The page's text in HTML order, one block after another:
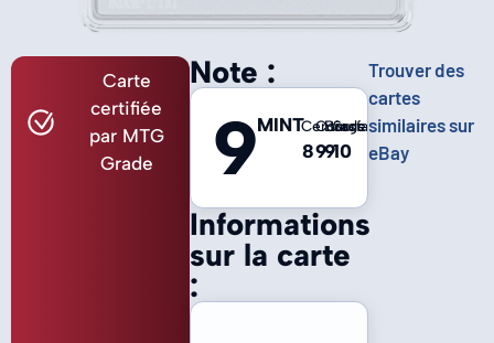
Carte
certifiée
par MTG
Grade
Informations
sur la carte
:
Note :
9MINTCentrage
8
Coins
9
Bords
9
Surface
10
Trouver des
cartes
similaires sur
eBay